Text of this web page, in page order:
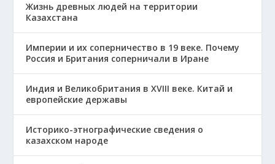
Жизнь древных людей на территории
Казахстана
Империи и их соперничество в 19 веке. Почему
Россия и Британия соперничали в Иране
Индия и Великобритания в XVIII веке. Китай и
европейские державы
Историко-этнографические сведения о
казахском народе